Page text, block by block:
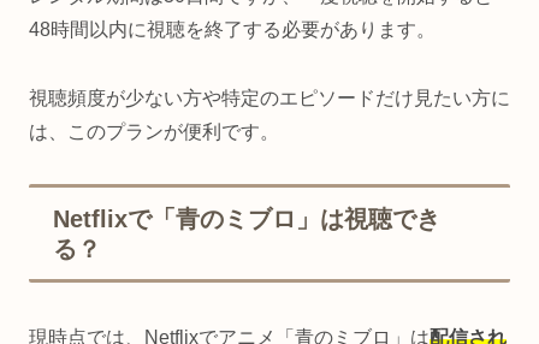
48時間以内に視聴を終了する必要があります。
視聴頻度が少ない方や特定のエピソードだけ見たい方に
は、このプランが便利です。
Netflixで「青のミブロ」は視聴でき
る？
現時点では、Netflixでアニメ「青のミブロ」は配信され